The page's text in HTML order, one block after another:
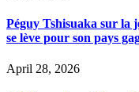
Péguy Tshisuaka sur la
se lève pour son pays
April 28, 2026